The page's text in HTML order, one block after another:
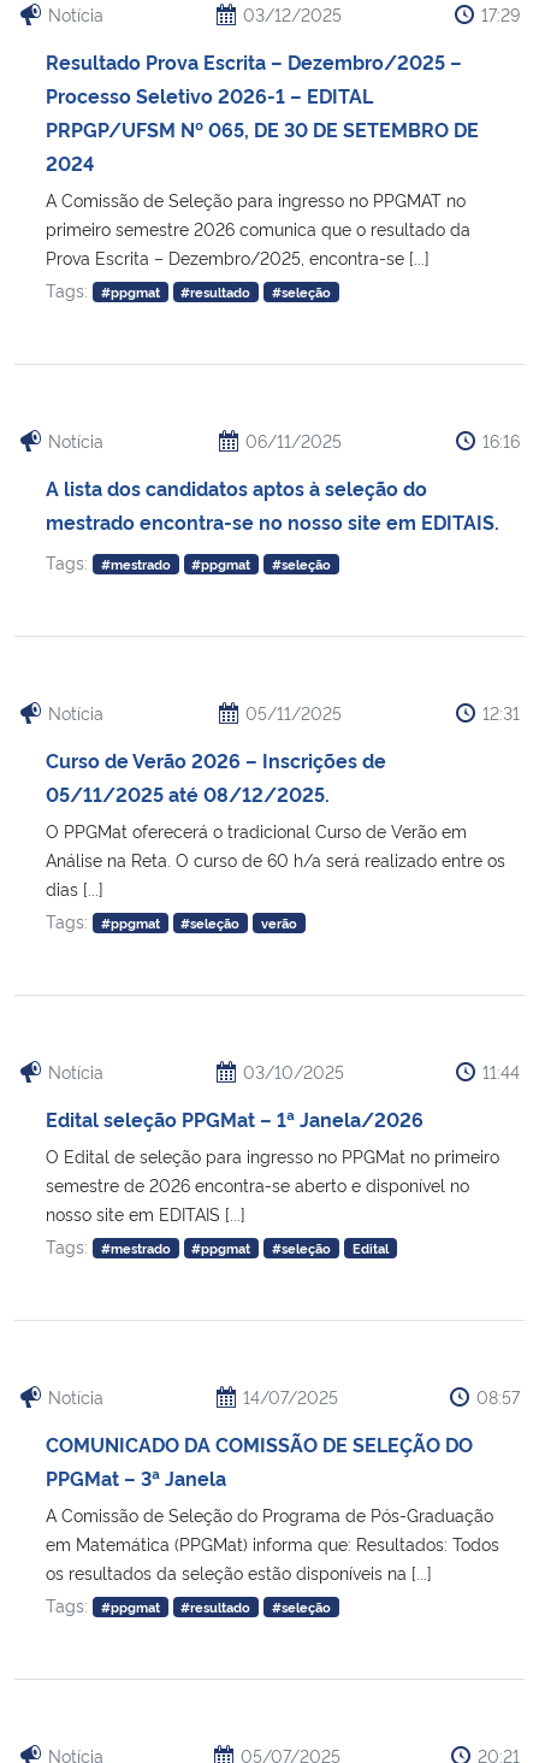
Notícia 03/12/2025 17:29
Resultado Prova Escrita – Dezembro/2025 –
Processo Seletivo 2026-1 – EDITAL
PRPGP/UFSM Nº 065, DE 30 DE SETEMBRO DE
2024
A Comissão de Seleção para ingresso no PPGMAT no
primeiro semestre 2026 comunica que o resultado da
Prova Escrita – Dezembro/2025, encontra-se [...]
Tags:
#ppgmat #resultado #seleção
Notícia 06/11/2025 16:16
A lista dos candidatos aptos à seleção do
mestrado encontra-se no nosso site em EDITAIS.
Tags: #mestrado #ppgmat #seleção
Notícia 05/11/2025 12:31
Curso de Verão 2026 – Inscrições de
05/11/2025 até 08/12/2025.
O PPGMat oferecerá o tradicional Curso de Verão em
Análise na Reta. O curso de 60 h/a será realizado entre os
dias [...]
Tags:
#ppgmat #seleção verão
Notícia 03/10/2025 11:44
Edital seleção PPGMat – 1ª Janela/2026
O Edital de seleção para ingresso no PPGMat no primeiro
semestre de 2026 encontra-se aberto e disponível no
nosso site em EDITAIS [...]
Tags:
#mestrado #ppgmat #seleção Edital
Notícia 14/07/2025 08:57
COMUNICADO DA COMISSÃO DE SELEÇÃO DO
PPGMat – 3ª Janela
A Comissão de Seleção do Programa de Pós-Graduação
em Matemática (PPGMat) informa que: Resultados: Todos
os resultados da seleção estão disponíveis na [...]
Tags:
#ppgmat #resultado #seleção
Notícia 05/07/2025 20:21